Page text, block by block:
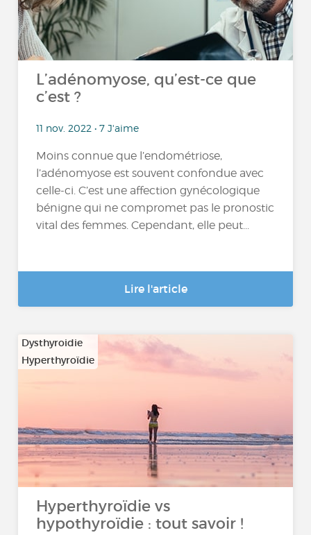
L’adénomyose, qu’est-ce que
c’est ?
11 nov. 2022 • 7 J'aime
Moins connue que l’endométriose,
l’adénomyose est souvent confondue avec
celle-ci. C’est une affection gynécologique
bénigne qui ne compromet pas le pronostic
vital des femmes. Cependant, elle peut...
Lire l'article
Dysthyroidie
Hyperthyroïdie
Hyperthyroïdie vs
hypothyroïdie : tout savoir !